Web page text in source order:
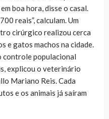
boa hora, disse o casal.
reais”, calculam. Um
cirúrgico realizou cerca
e gatos machos na cidade.
controle populacional
explicou o veterinário
Mariano Reis. Cada
e os animais já saíram